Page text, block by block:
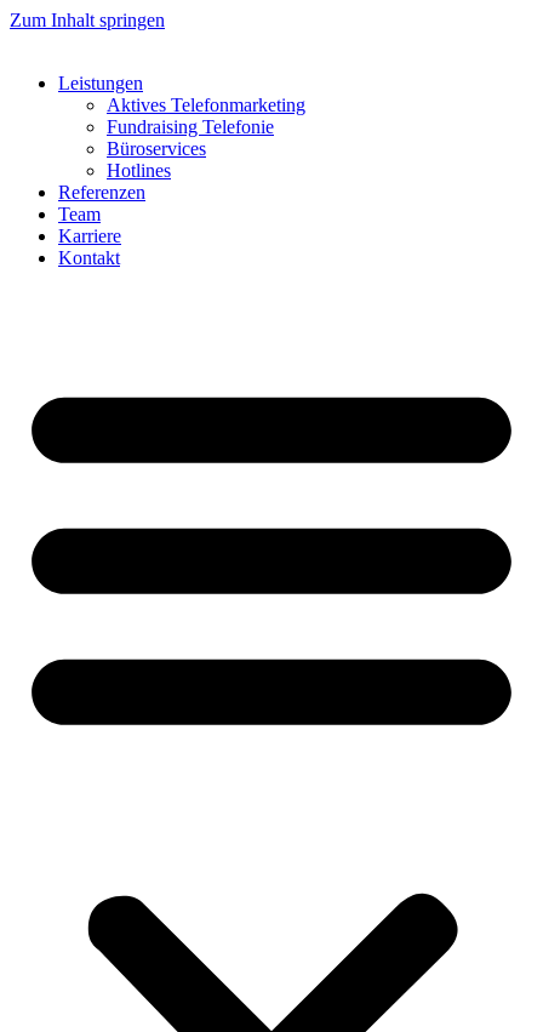
Zum Inhalt springen
Leistungen
Aktives Telefonmarketing
Fundraising Telefonie
Büroservices
Hotlines
Referenzen
Team
Karriere
Kontakt